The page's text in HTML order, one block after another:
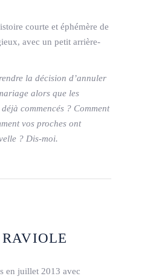
courte et éphémère de
avec un petit arrière-
la décision d’annuler
alors que les
commencés ? Comment
vos proches ont
? Dis-moi.
en juillet 2013 avec